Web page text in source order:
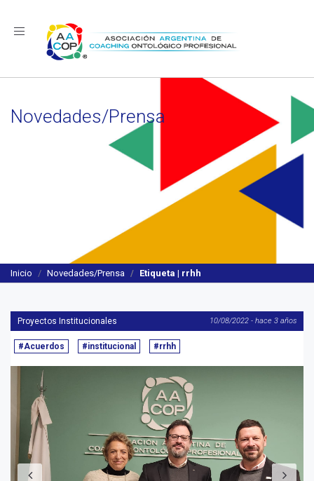
Navegación
Novedades/Prensa
Inicio Novedades/Prensa Etiqueta | rrhh
Proyectos Institucionales 10/08/2022 - hace 3 años
#Acuerdos #institucional #rrhh
Anterior